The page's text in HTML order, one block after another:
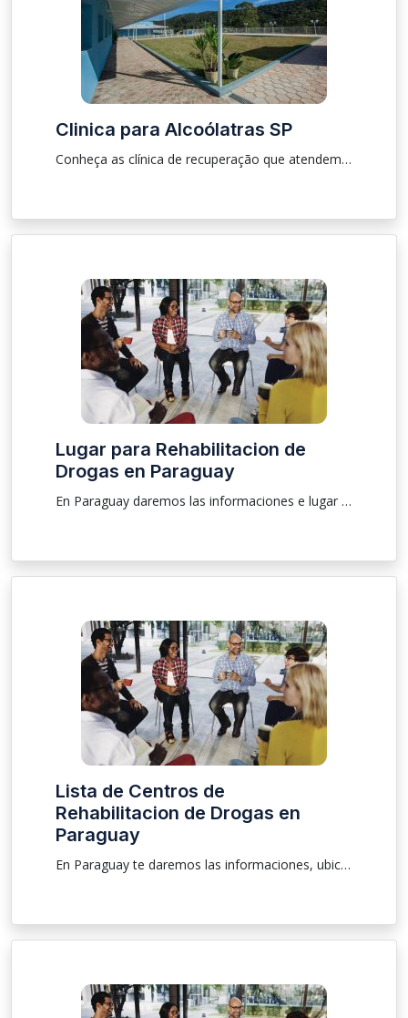
Clinica para Alcoólatras SP
Conheça as clínica de recuperação que atendem pacientes e familiares na região de São Paulo SP. Especialidade em tratamento de dependentes químicos e alcoólatras , trabalhando com profissionais qualificados para de fato trazer a reabilitação para vida do viciado.
Lugar para Rehabilitacion de
Drogas en Paraguay
En Paraguay daremos las informaciones e lugar , ubicación sobre clínica para que las personas que están buscando una rehabilitación y tratamiento de drogas y de alcoholismo sea él masculino o femenino pudiendo ser una internación voluntaria e involuntaria, atendemos a pacientes mayores, adolescentes y ancianos .
Lista de Centros de
Rehabilitacion de Drogas en
Paraguay
En Paraguay te daremos las informaciones, ubicación sobre clínica para que las personas que están buscando una rehabilitación y tratamiento de drogas y de alcoholismo sea él masculino o femenino pudiendo ser una internación voluntaria e involuntaria, atendemos a pacientes mayores, menores y ancianos .